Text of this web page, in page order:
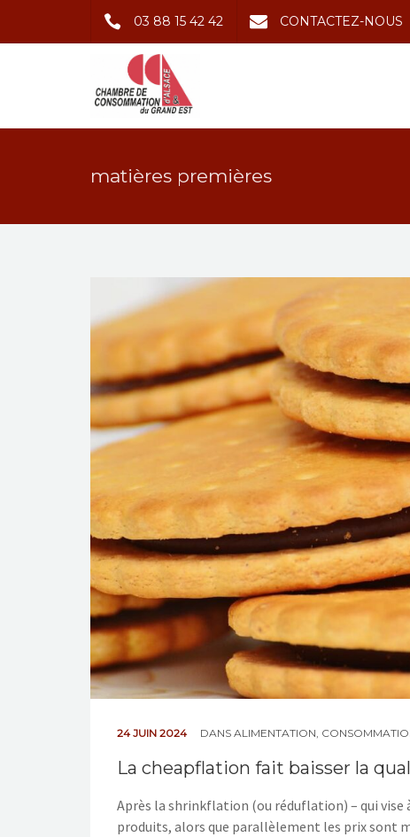
03 88 15 42 42 CONTACTEZ-NOUS
matières premières
24 JUIN 2024 DANS ALIMENTATION
La cheapflation fait baisser la
Après la shrinkflation (ou réduflation) – qui vise
produits, alors que parallèlement les prix sont